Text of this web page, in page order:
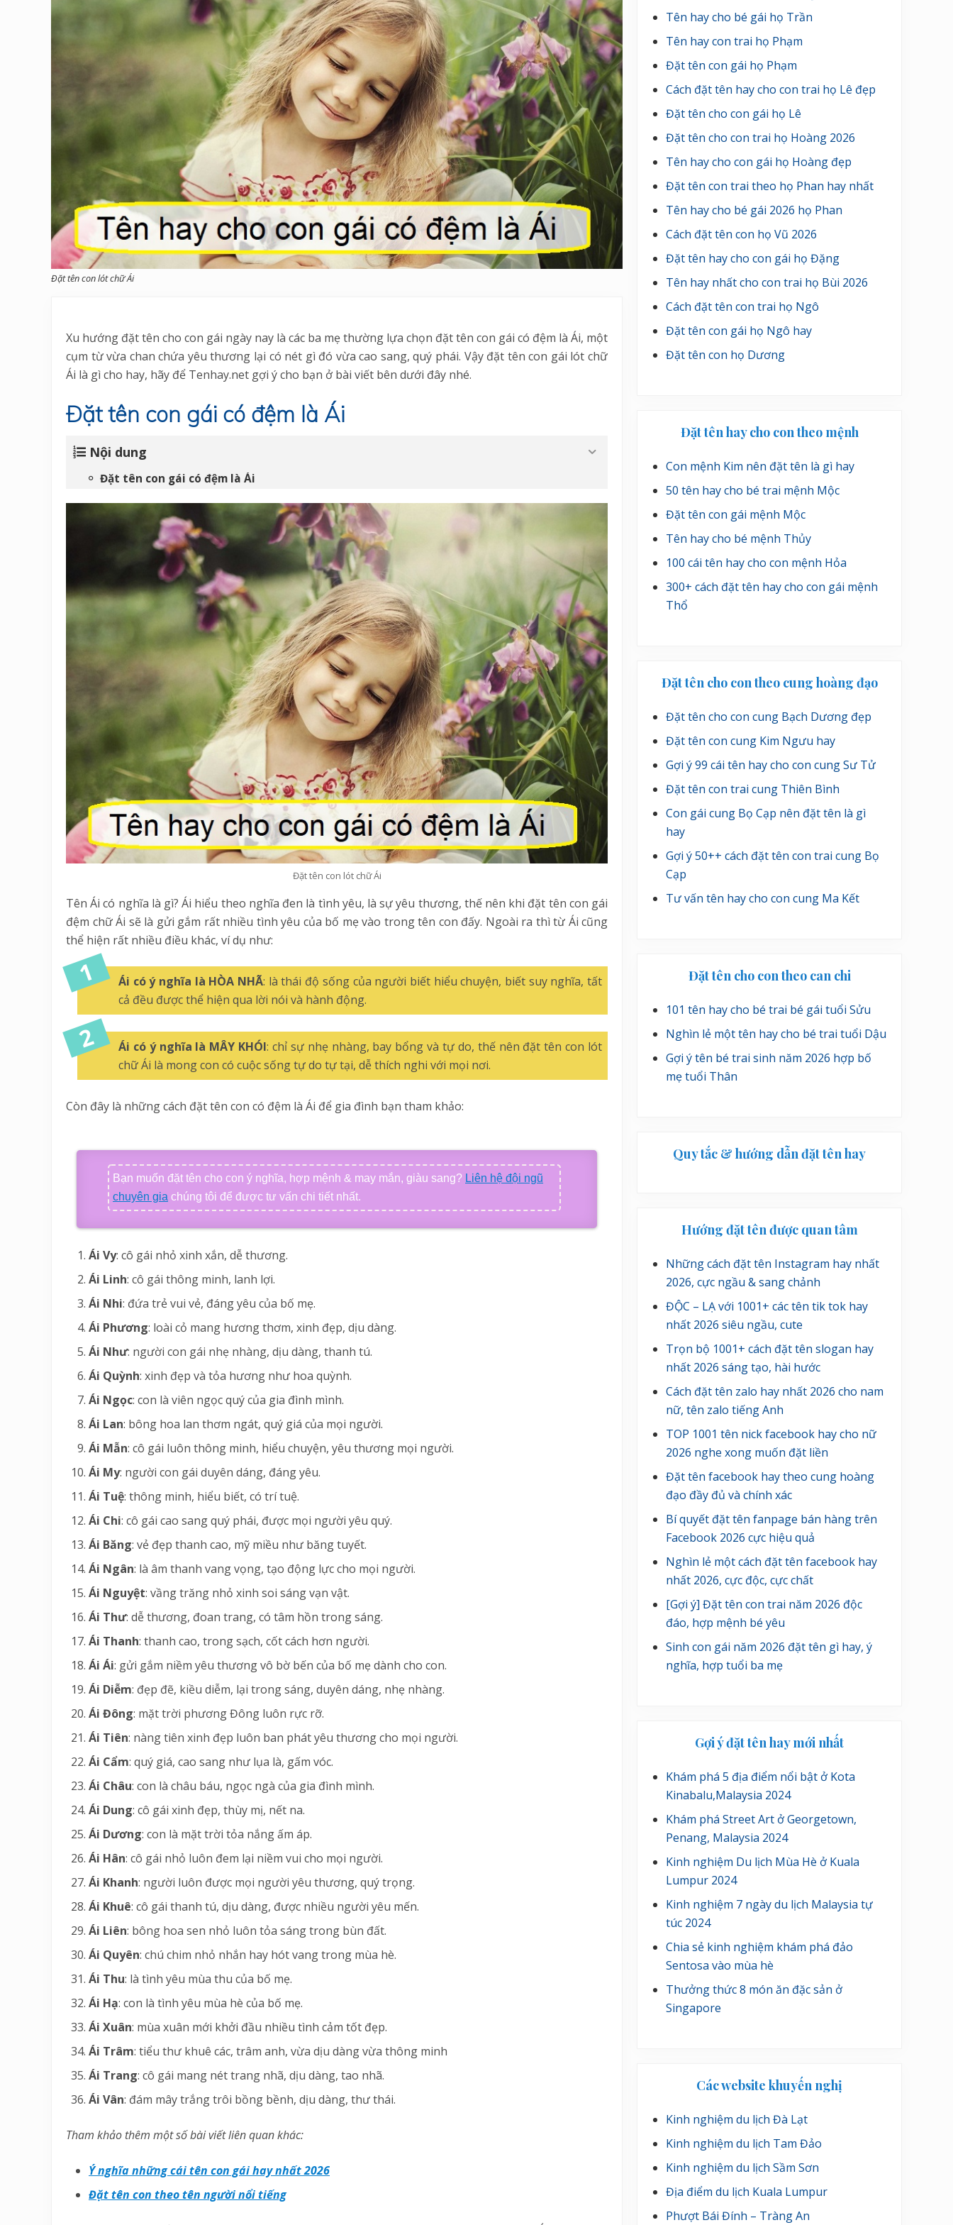
Đặt tên con lót chữ Ái
Xu hướng đặt tên cho con gái ngày nay là các ba mẹ thường lựa chọn đặt tên con gái có đệm là Ái, một
cụm từ vừa chan chứa yêu thương lại có nét gì đó vừa cao sang, quý phái. Vậy đặt tên con gái lót chữ
Ái là gì cho hay, hãy để Tenhay.net gợi ý cho bạn ở bài viết bên dưới đây nhé.
Đặt tên con gái có đệm là Ái
Nội dung
Đặt tên con gái có đệm là Ái
Đặt tên con lót chữ Ái
Tên Ái có nghĩa là gì? Ái hiểu theo nghĩa đen là tình yêu, là sự yêu thương, thế nên khi đặt tên con gái
đệm chữ Ái sẽ là gửi gắm rất nhiều tình yêu của bố mẹ vào trong tên con đấy. Ngoài ra thì từ Ái cũng
thể hiện rất nhiều điều khác, ví dụ như:
Ái có ý nghĩa là HÒA NHÃ: là thái độ sống của người biết hiểu chuyện, biết suy nghĩa, tất
cả đều được thể hiện qua lời nói và hành động.
Ái có ý nghĩa là MÂY KHÓI: chỉ sự nhẹ nhàng, bay bổng và tự do, thế nên đặt tên con lót
chữ Ái là mong con có cuộc sống tự do tự tại, dễ thích nghi với mọi nơi.
Còn đây là những cách đặt tên con có đệm là Ái để gia đình bạn tham khảo:
Bạn muốn đặt tên cho con ý nghĩa, hợp mệnh & may mắn, giàu sang? Liên hệ đội ngũ
chuyên gia chúng tôi để được tư vấn chi tiết nhất.
Ái Vy: cô gái nhỏ xinh xắn, dễ thương.
Ái Linh: cô gái thông minh, lanh lợi.
Ái Nhi: đứa trẻ vui vẻ, đáng yêu của bố mẹ.
Ái Phương: loài cỏ mang hương thơm, xinh đẹp, dịu dàng.
Ái Như: người con gái nhẹ nhàng, dịu dàng, thanh tú.
Ái Quỳnh: xinh đẹp và tỏa hương như hoa quỳnh.
Ái Ngọc: con là viên ngọc quý của gia đình mình.
Ái Lan: bông hoa lan thơm ngát, quý giá của mọi người.
Ái Mẫn: cô gái luôn thông minh, hiểu chuyện, yêu thương mọi người.
Ái My: người con gái duyên dáng, đáng yêu.
Ái Tuệ: thông minh, hiểu biết, có trí tuệ.
Ái Chi: cô gái cao sang quý phái, được mọi người yêu quý.
Ái Băng: vẻ đẹp thanh cao, mỹ miều như băng tuyết.
Ái Ngân: là âm thanh vang vọng, tạo động lực cho mọi người.
Ái Nguyệt: vầng trăng nhỏ xinh soi sáng vạn vật.
Ái Thư: dễ thương, đoan trang, có tâm hồn trong sáng.
Ái Thanh: thanh cao, trong sạch, cốt cách hơn người.
Ái Ái: gửi gắm niềm yêu thương vô bờ bến của bố mẹ dành cho con.
Ái Diễm: đẹp đẽ, kiều diễm, lại trong sáng, duyên dáng, nhẹ nhàng.
Ái Đông: mặt trời phương Đông luôn rực rỡ.
Ái Tiên: nàng tiên xinh đẹp luôn ban phát yêu thương cho mọi người.
Ái Cẩm: quý giá, cao sang như lụa là, gấm vóc.
Ái Châu: con là châu báu, ngọc ngà của gia đình mình.
Ái Dung: cô gái xinh đẹp, thùy mị, nết na.
Ái Dương: con là mặt trời tỏa nắng ấm áp.
Ái Hân: cô gái nhỏ luôn đem lại niềm vui cho mọi người.
Ái Khanh: người luôn được mọi người yêu thương, quý trọng.
Ái Khuê: cô gái thanh tú, dịu dàng, được nhiều người yêu mến.
Ái Liên: bông hoa sen nhỏ luôn tỏa sáng trong bùn đất.
Ái Quyên: chú chim nhỏ nhắn hay hót vang trong mùa hè.
Ái Thu: là tình yêu mùa thu của bố mẹ.
Ái Hạ: con là tình yêu mùa hè của bố mẹ.
Ái Xuân: mùa xuân mới khởi đầu nhiều tình cảm tốt đẹp.
Ái Trâm: tiểu thư khuê các, trâm anh, vừa dịu dàng vừa thông minh
Ái Trang: cô gái mang nét trang nhã, dịu dàng, tao nhã.
Ái Vân: đám mây trắng trôi bồng bềnh, dịu dàng, thư thái.
Tham khảo thêm một số bài viết liên quan khác:
Ý nghĩa những cái tên con gái hay nhất 2026
Đặt tên con theo tên người nổi tiếng
Tên hay cho bé gái họ Trần
Tên hay con trai họ Phạm
Đặt tên con gái họ Phạm
Cách đặt tên hay cho con trai họ Lê đẹp
Đặt tên cho con gái họ Lê
Đặt tên cho con trai họ Hoàng 2026
Tên hay cho con gái họ Hoàng đẹp
Đặt tên con trai theo họ Phan hay nhất
Tên hay cho bé gái 2026 họ Phan
Cách đặt tên con họ Vũ 2026
Đặt tên hay cho con gái họ Đặng
Tên hay nhất cho con trai họ Bùi 2026
Cách đặt tên con trai họ Ngô
Đặt tên con gái họ Ngô hay
Đặt tên con họ Dương
Đặt tên hay cho con theo mệnh
Con mệnh Kim nên đặt tên là gì hay
50 tên hay cho bé trai mệnh Mộc
Đặt tên con gái mệnh Mộc
Tên hay cho bé mệnh Thủy
100 cái tên hay cho con mệnh Hỏa
300+ cách đặt tên hay cho con gái mệnh
Thổ
Đặt tên cho con theo cung hoàng đạo
Đặt tên cho con cung Bạch Dương đẹp
Đặt tên con cung Kim Ngưu hay
Gợi ý 99 cái tên hay cho con cung Sư Tử
Đặt tên con trai cung Thiên Bình
Con gái cung Bọ Cạp nên đặt tên là gì
hay
Gợi ý 50++ cách đặt tên con trai cung Bọ
Cạp
Tư vấn tên hay cho con cung Ma Kết
Đặt tên cho con theo can chi
101 tên hay cho bé trai bé gái tuổi Sửu
Nghìn lẻ một tên hay cho bé trai tuổi Dậu
Gợi ý tên bé trai sinh năm 2026 hợp bố
mẹ tuổi Thân
Quy tắc & hướng dẫn đặt tên hay
Hướng đặt tên được quan tâm
Những cách đặt tên Instagram hay nhất
2026, cực ngầu & sang chảnh
ĐỘC – LẠ với 1001+ các tên tik tok hay
nhất 2026 siêu ngầu, cute
Trọn bộ 1001+ cách đặt tên slogan hay
nhất 2026 sáng tạo, hài hước
Cách đặt tên zalo hay nhất 2026 cho nam
nữ, tên zalo tiếng Anh
TOP 1001 tên nick facebook hay cho nữ
2026 nghe xong muốn đặt liền
Đặt tên facebook hay theo cung hoàng
đạo đầy đủ và chính xác
Bí quyết đặt tên fanpage bán hàng trên
Facebook 2026 cực hiệu quả
Nghìn lẻ một cách đặt tên facebook hay
nhất 2026, cực độc, cực chất
[Gợi ý] Đặt tên con trai năm 2026 độc
đáo, hợp mệnh bé yêu
Sinh con gái năm 2026 đặt tên gì hay, ý
nghĩa, hợp tuổi ba mẹ
Gợi ý đặt tên hay mới nhất
Khám phá 5 địa điểm nổi bật ở Kota
Kinabalu,Malaysia 2024
Khám phá Street Art ở Georgetown,
Penang, Malaysia 2024
Kinh nghiệm Du lịch Mùa Hè ở Kuala
Lumpur 2024
Kinh nghiệm 7 ngày du lịch Malaysia tự
túc 2024
Chia sẻ kinh nghiệm khám phá đảo
Sentosa vào mùa hè
Thưởng thức 8 món ăn đặc sản ở
Singapore
Các website khuyến nghị
Kinh nghiệm du lịch Đà Lạt
Kinh nghiệm du lịch Tam Đảo
Kinh nghiệm du lịch Sầm Sơn
Địa điểm du lịch Kuala Lumpur
Phượt Bái Đính – Tràng An